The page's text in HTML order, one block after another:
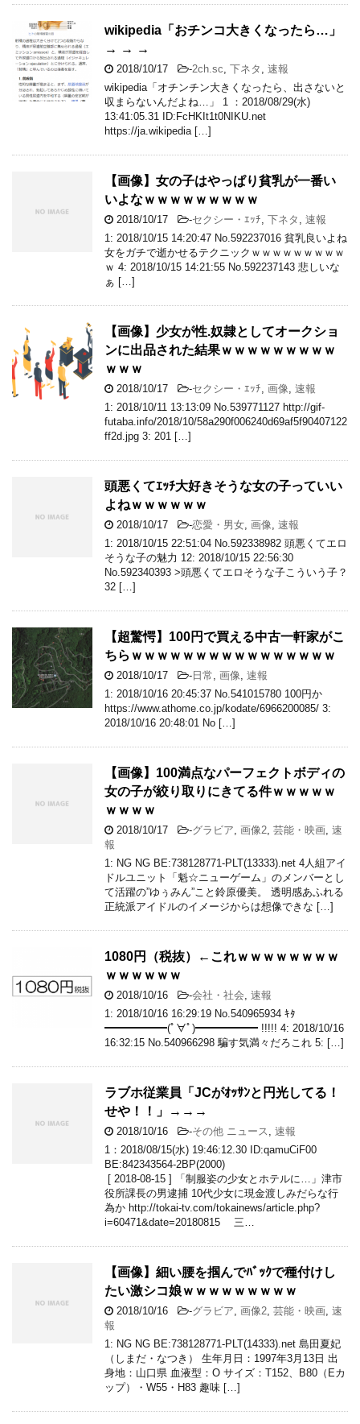
wikipedia「おチンコ大きくなったら…」
→ → →
2018/10/17 -2ch.sc, 下ネタ , 速報
wikipedia「オチンチン大きくなったら、出さないと
収まらないんだよね…」 1 ：2018/08/29(水)
13:41:05.31 ID:FcHKIt1t0NIKU.net
https://ja.wikipedia […]
【画像】女の子はやっぱり貧乳が一番い
いよなｗｗｗｗｗｗｗｗｗ
2018/10/17 -セクシー・ｴｯﾁ, 下ネタ , 速報
1: 2018/10/15 14:20:47 No.592237016 貧乳良いよね
女をガチで逝かせるテクニックｗｗｗｗｗｗｗｗｗ
ｗ 4: 2018/10/15 14:21:55 No.592237143 悲しいな
ぁ […]
【画像】少女が性.奴隷としてオークショ
ンに出品された結果ｗｗｗｗｗｗｗｗｗ
ｗｗｗ
2018/10/17 -セクシー・ｴｯﾁ, 画像, 速報
1: 2018/10/11 13:13:09 No.539771127 http://gif-
futaba.info/2018/10/58a290f006240d69af5f90407122
ff2d.jpg 3: 201 […]
頭悪くてｴｯﾁ大好きそうな女の子っていい
よねｗｗｗｗｗｗ
2018/10/17 -恋愛・男女, 画像, 速報
1: 2018/10/15 22:51:04 No.592338982 頭悪くてエロ
そうな子の魅力 12: 2018/10/15 22:56:30
No.592340393 >頭悪くてエロそうな子こういう子？
32 […]
【超驚愕】100円で買える中古一軒家がこ
ちらｗｗｗｗｗｗｗｗｗｗｗｗｗｗｗｗ
2018/10/17 - 日常, 画像, 速報
1: 2018/10/16 20:45:37 No.541015780 100円か
https://www.athome.co.jp/kodate/6966200085/ 3:
2018/10/16 20:48:01 No […]
【画像】100満点なパーフェクトボディの
女の子が絞り取りにきてる件ｗｗｗｗｗ
ｗｗｗｗ
2018/10/17 -グラビア, 画像2, 芸能・映画, 速
報
1: NG NG BE:738128771-PLT(13333).net 4人組アイ
ドルユニット「魁☆ニューゲーム」のメンバーとし
て活躍の”ゆぅみん”こと鈴原優美。 透明感あふれる
正統派アイドルのイメージからは想像できな […]
1080円（税抜）←これｗｗｗｗｗｗｗｗ
ｗｗｗｗｗｗ
2018/10/16 -会社・社会, 速報
1: 2018/10/16 16:29:19 No.540965934 ｷﾀ
━━━━━━(ﾟ∀ﾟ)━━━━━━ !!!!! 4: 2018/10/16
16:32:15 No.540966298 騙す気満々だろこれ 5: […]
ラブホ従業員「JCがｵｯｻﾝと円光してる！
せや！！」→→→
2018/10/16 -その他 ニュース , 速報
1：2018/08/15(水) 19:46:12.30 ID:qamuCiF00
BE:842343564-2BP(2000)
[ 2018-08-15 ] 「制服姿の少女とホテルに…」津市
役所課長の男逮捕 10代少女に現金渡しみだらな行
為か http://tokai-tv.com/tokainews/article.php?
i=60471&date=20180815 三…
【画像】細い腰を掴んでﾊﾞｯｸで種付けし
たい激シコ娘ｗｗｗｗｗｗｗｗｗ
2018/10/16 -グラビア, 画像2, 芸能・映画, 速
報
1: NG NG BE:738128771-PLT(14333).net 島田夏妃
（しまだ・なつき） 生年月日：1997年3月13日 出
身地：山口県 血液型：O サイズ：T152、B80（Eカ
ップ）・W55・H83 趣味 […]